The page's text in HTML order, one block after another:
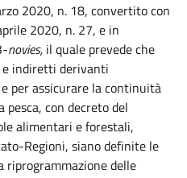
2020, n. 18, convertito con
2020, n. 27, e in
novies, il quale prevede che
indiretti derivanti
e per assicurare la continuità
con decreto del
alimentari e forestali,
Regioni, siano definite le
riprogrammazione delle